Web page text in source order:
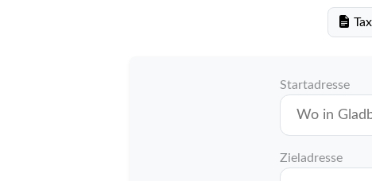
Startadresse
Zieladresse